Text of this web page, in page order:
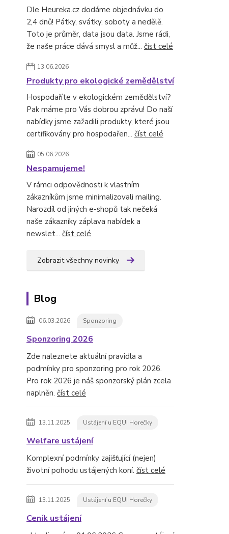
Dle Heureka.cz dodáme objednávku do
2,4 dnů! Pátky, svátky, soboty a nedělě.
Toto je průměr, data jsou data. Jsme rádi,
že naše práce dává smysl a můž... číst celé
13.06.2026
Produkty pro ekologické zemědělství
Hospodaříte v ekologickém zemědělství?
Pak máme pro Vás dobrou zprávu! Do naší
nabídky jsme zažadili produkty, které jsou
certifikovány pro hospodařen... číst celé
05.06.2026
Nespamujeme!
V rámci odpovědnosti k vlastním
zákazníkům jsme minimalizovali mailing.
Narozdíl od jiných e-shopů tak nečeká
naše zákazníky záplava nabídek a
newslet... číst celé
Zobrazit všechny novinky
Blog
06.03.2026 Sponzoring
Sponzoring 2026
Zde naleznete aktuální pravidla a
podmínky pro sponzoring pro rok 2026.
Pro rok 2026 je náš sponzorský plán zcela
naplněn. číst celé
13.11.2025 Ustájení u EQUI Horečky
Welfare ustájení
Komplexní podmínky zajišťující (nejen)
životní pohodu ustájených koní. číst celé
13.11.2025 Ustájení u EQUI Horečky
Ceník ustájení